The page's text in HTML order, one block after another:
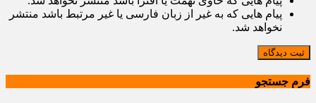
پیام هایی که به غیر از زبان فارسی یا غیر مرتبط باشد منتشر
نخواهد شد.
ثبت دیدگاه
فرم جستجو